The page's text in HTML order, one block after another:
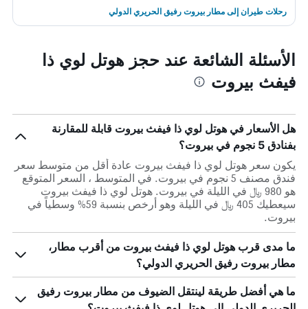
رحلات طيران إلى مطار بيروت رفيق الحريري الدولي
الأسئلة الشائعة عند حجز هوتل لوي ذا
فيفث بيروت
هل الأسعار في هوتل لوي ذا فيفث بيروت قابلة للمقارنة
بفنادق 5 نجوم في بيروت؟
يكون سعر هوتل لوي ذا فيفث بيروت عادة أقل من متوسط ​​سعر
فندق مصنف 5 نجوم في بيروت. في المتوسط ، السعر المتوقع
هو 980 ﷼ في الليلة في بيروت. هوتل لوي ذا فيفث بيروت
سيعطيك 405 ﷼ في الليلة وهو أرخص بنسبة 59% وسطياً في
بيروت.
ما مدى قرب هوتل لوي ذا فيفث بيروت من أقرب مطار،
مطار بيروت رفيق الحريري الدولي؟
ما هي أفضل طريقة لينتقل الضيوف من مطار بيروت رفيق